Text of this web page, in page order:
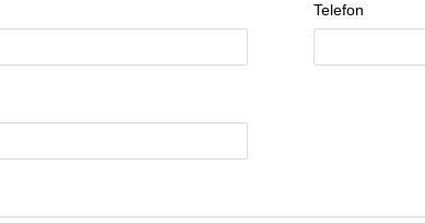
Telefon